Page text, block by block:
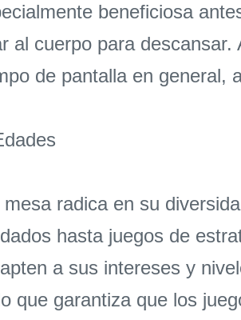
beneficiosa
al cuerpo para
de pantalla en
radica en su
hasta juegos de
a sus intereses y
que garantiza que los